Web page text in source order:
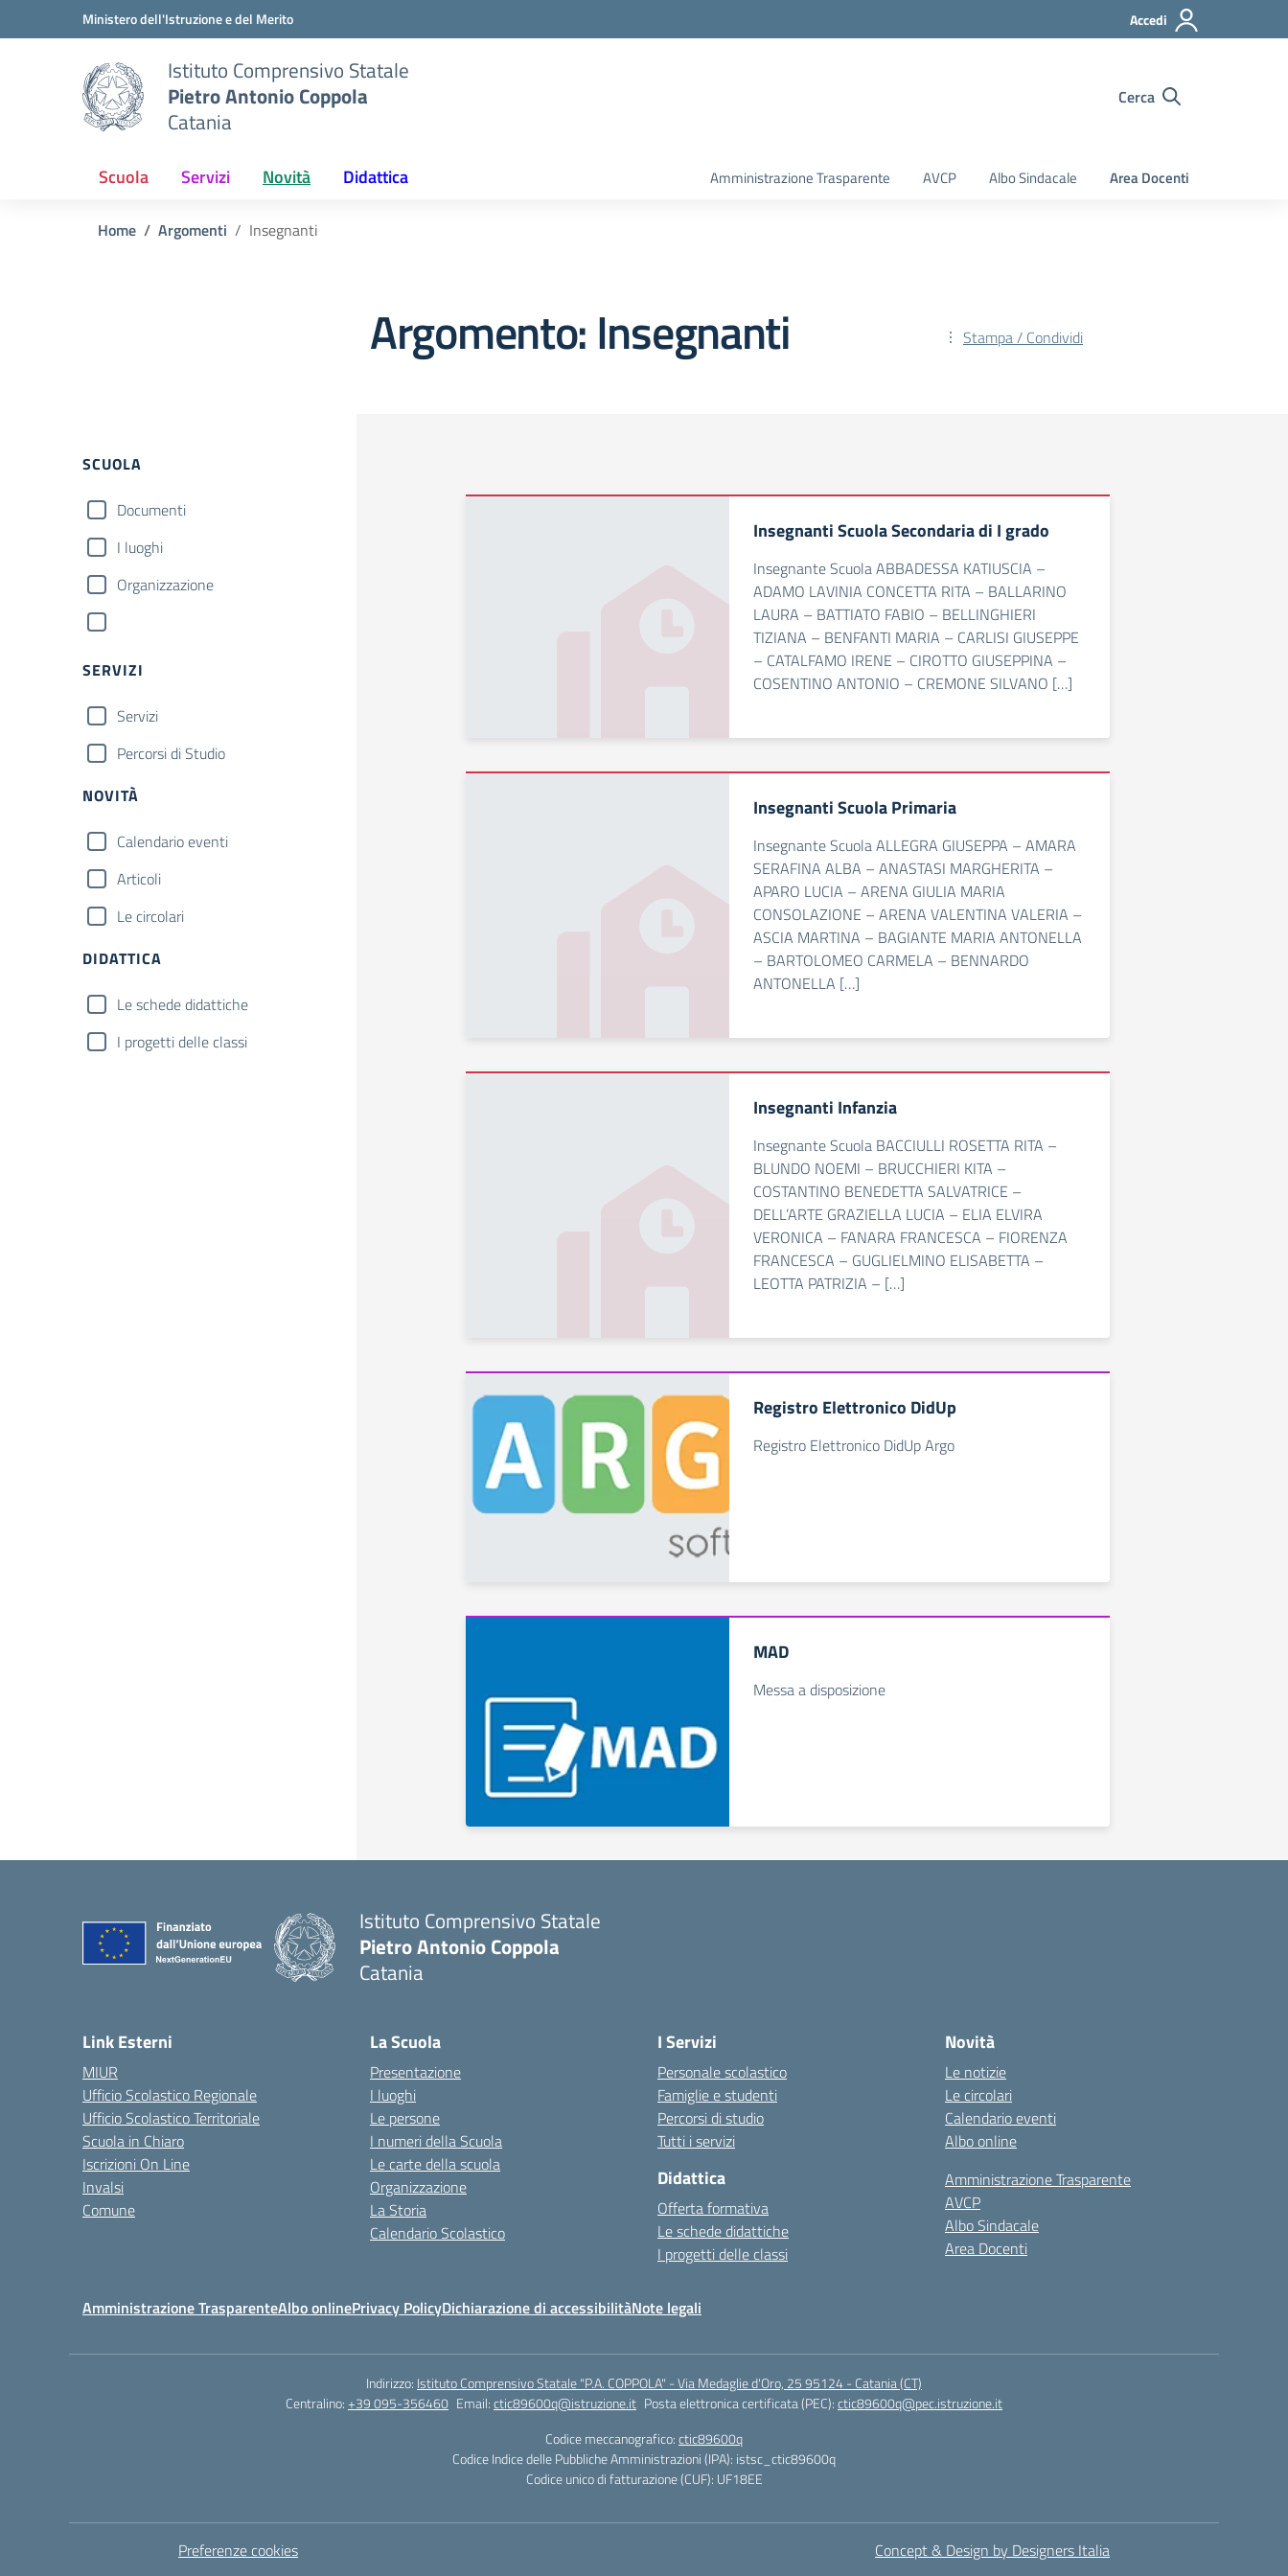
Vai ai contenuti
Vai al menu di navigazioneMinistero dell'Istruzione e del Merito Accedi
Istituto Comprensivo Statale
Pietro Antonio Coppola
Catania
Cerca
Scuola Servizi Novità Didattica Amministrazione Trasparente AVCP Albo Sindacale Area Docenti
Home Argomenti Insegnanti
Argomento: Insegnanti Stampa / Condividi
SCUOLA
Documenti
I luoghi
Organizzazione
SERVIZI
Servizi
Percorsi di Studio
NOVITÀ
Calendario eventi
Articoli
Le circolari
DIDATTICA
Le schede didattiche
I progetti delle classi
Insegnanti Scuola Secondaria di I grado
Insegnante Scuola ABBADESSA KATIUSCIA –
ADAMO LAVINIA CONCETTA RITA – BALLARINO
LAURA – BATTIATO FABIO – BELLINGHIERI
TIZIANA – BENFANTI MARIA – CARLISI GIUSEPPE
– CATALFAMO IRENE – CIROTTO GIUSEPPINA –
COSENTINO ANTONIO – CREMONE SILVANO […]
Insegnanti Scuola Primaria
Insegnante Scuola ALLEGRA GIUSEPPA – AMARA
SERAFINA ALBA – ANASTASI MARGHERITA –
APARO LUCIA – ARENA GIULIA MARIA
CONSOLAZIONE – ARENA VALENTINA VALERIA –
ASCIA MARTINA – BAGIANTE MARIA ANTONELLA
– BARTOLOMEO CARMELA – BENNARDO
ANTONELLA […]
Insegnanti Infanzia
Insegnante Scuola BACCIULLI ROSETTA RITA –
BLUNDO NOEMI – BRUCCHIERI KITA –
COSTANTINO BENEDETTA SALVATRICE –
DELL’ARTE GRAZIELLA LUCIA – ELIA ELVIRA
VERONICA – FANARA FRANCESCA – FIORENZA
FRANCESCA – GUGLIELMINO ELISABETTA –
LEOTTA PATRIZIA – […]
Registro Elettronico DidUp
Registro Elettronico DidUp Argo
MAD
Messa a disposizione
Istituto Comprensivo Statale
Pietro Antonio Coppola
Catania
Link Esterni
MIUR
Ufficio Scolastico Regionale
Ufficio Scolastico Territoriale
Scuola in Chiaro
Iscrizioni On Line
Invalsi
Comune
La Scuola
Presentazione
I luoghi
Le persone
I numeri della Scuola
Le carte della scuola
Organizzazione
La Storia
Calendario Scolastico
I Servizi
Personale scolastico
Famiglie e studenti
Percorsi di studio
Tutti i servizi
Didattica
Offerta formativa
Le schede didattiche
I progetti delle classi
Novità
Le notizie
Le circolari
Calendario eventi
Albo online
Amministrazione Trasparente
AVCP
Albo Sindacale
Area Docenti
Amministrazione TrasparenteAlbo onlinePrivacy PolicyDichiarazione di accessibilitàNote legali
Indirizzo: Istituto Comprensivo Statale "P.A. COPPOLA" - Via Medaglie d'Oro, 25 95124 - Catania (CT)
Centralino:+39 095-356460 Email:ctic89600q@istruzione.it Posta elettronica certificata (PEC):ctic89600q@pec.istruzione.it
Codice meccanografico:ctic89600q
Codice Indice delle Pubbliche Amministrazioni (IPA): istsc_ctic89600q
Codice unico di fatturazione (CUF): UF18EE
Preferenze cookies Concept & Design by Designers Italia